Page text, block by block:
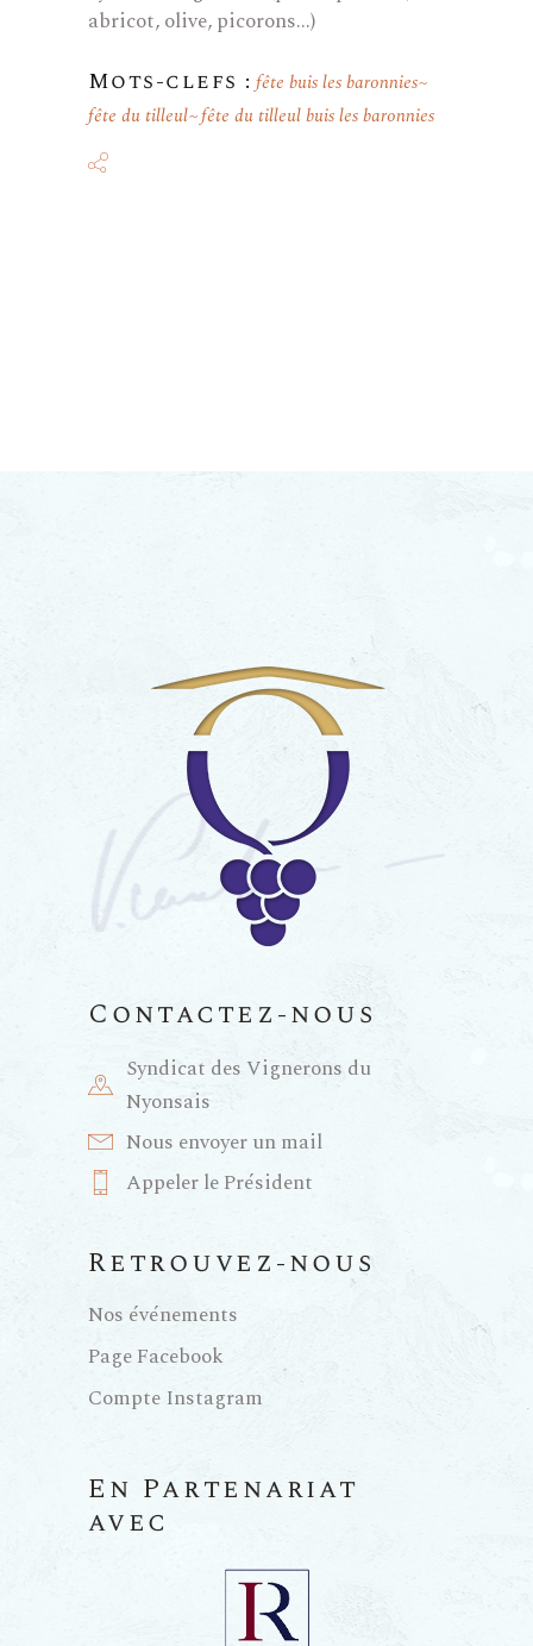
abricot, olive, picorons...)
Mots-clefs : fête buis les baronnies
fête du tilleul fête du tilleul buis les baronnies
Contactez-nous
Syndicat des Vignerons du
Nyonsais
Nous envoyer un mail
Appeler le Président
Retrouvez-nous
Nos événements
Page Facebook
Compte Instagram
En Partenariat
avec